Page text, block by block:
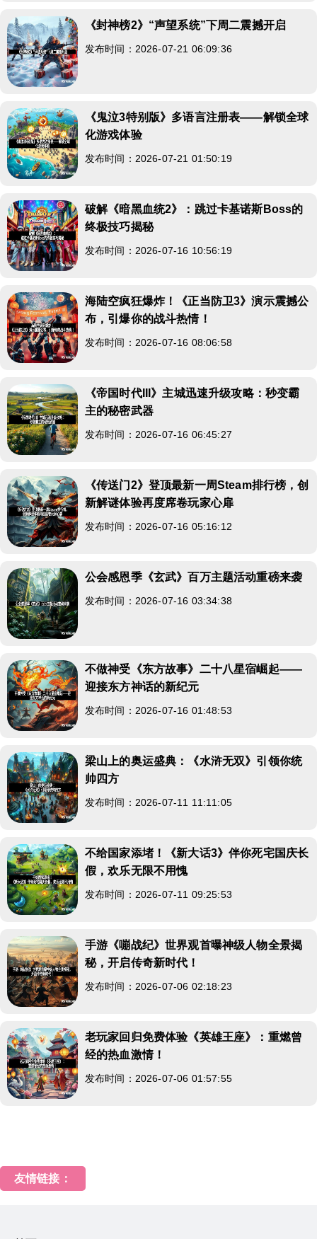
《封神榜2》“声望系统”下周二震撼开启
发布时间：2026-07-21 06:09:36
《鬼泣3特别版》多语言注册表——解锁全球
化游戏体验
发布时间：2026-07-21 01:50:19
破解《暗黑血统2》：跳过卡基诺斯Boss的
终极技巧揭秘
发布时间：2026-07-16 10:56:19
海陆空疯狂爆炸！《正当防卫3》演示震撼公
布，引爆你的战斗热情！
发布时间：2026-07-16 08:06:58
《帝国时代III》主城迅速升级攻略：秒变霸
主的秘密武器
发布时间：2026-07-16 06:45:27
《传送门2》登顶最新一周Steam排行榜，创
新解谜体验再度席卷玩家心扉
发布时间：2026-07-16 05:16:12
公会感恩季《玄武》百万主题活动重磅来袭
发布时间：2026-07-16 03:34:38
不做神受《东方故事》二十八星宿崛起——
迎接东方神话的新纪元
发布时间：2026-07-16 01:48:53
梁山上的奥运盛典：《水浒无双》引领你统
帅四方
发布时间：2026-07-11 11:11:05
不给国家添堵！《新大话3》伴你死宅国庆长
假，欢乐无限不用愧
发布时间：2026-07-11 09:25:53
手游《嘣战纪》世界观首曝神级人物全景揭
秘，开启传奇新时代！
发布时间：2026-07-06 02:18:23
老玩家回归免费体验《英雄王座》：重燃曾
经的热血激情！
发布时间：2026-07-06 01:57:55
友情链接：